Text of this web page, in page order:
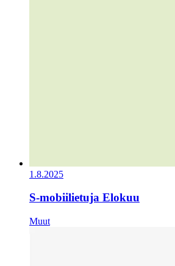
1.8.2025
S-mobiilietuja Elokuu
Muut